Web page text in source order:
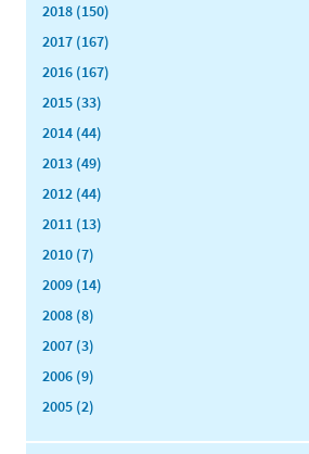
2018 (150)
2017 (167)
2016 (167)
2015 (33)
2014 (44)
2013 (49)
2012 (44)
2011 (13)
2010 (7)
2009 (14)
2008 (8)
2007 (3)
2006 (9)
2005 (2)